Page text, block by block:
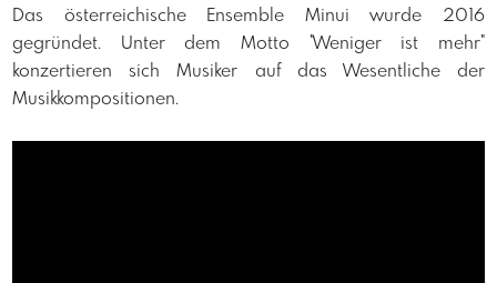
Das österreichische Ensemble Minui wurde 2016
gegründet. Unter dem Motto "Weniger ist mehr"
konzertieren sich Musiker auf das Wesentliche der
Musikkompositionen.